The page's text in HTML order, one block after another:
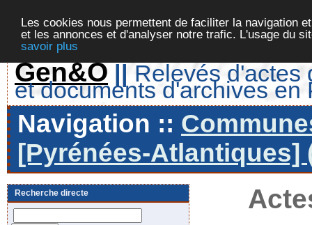
Les cookies nous permettent de faciliter la navigation
et les annonces et d'analyser notre trafic. L'usage du
savoir plus
Gen&O || Relevés d'actes
et documents d'archives en
Navigation ::
[Pyrénées-Atlantiques]
Recherche directe